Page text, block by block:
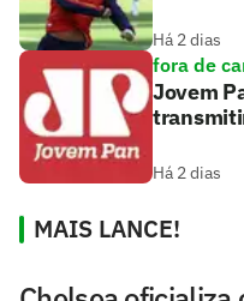
Há 2 dias
fora de
Jovem
Há 2 dias
MAIS LANCE!